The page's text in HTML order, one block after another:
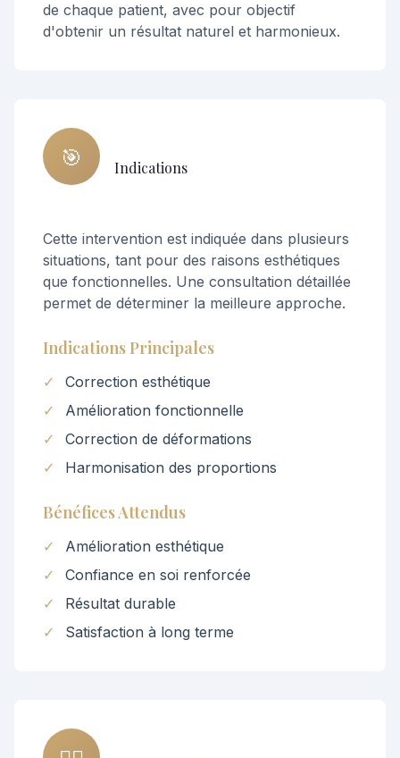
de chaque patient, avec pour objectif
d'obtenir un résultat naturel et harmonieux.
🎯 Indications
Cette intervention est indiquée dans plusieurs
situations, tant pour des raisons esthétiques
que fonctionnelles. Une consultation détaillée
permet de déterminer la meilleure approche.
Indications Principales
✓
Correction esthétique
✓
Amélioration fonctionnelle
✓
Correction de déformations
✓
Harmonisation des proportions
Bénéfices Attendus
✓
Amélioration esthétique
✓
Confiance en soi renforcée
✓
Résultat durable
✓
Satisfaction à long terme